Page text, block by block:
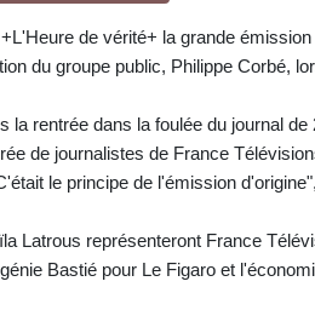
de vérité+ la grande
du groupe public, Philippe Corbé,
la rentrée dans la foulée du journal
de journalistes de France
le principe de l'émission
Latrous représenteront France
Bastié pour Le Figaro et